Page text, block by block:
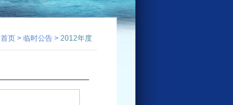
首页 > 临时公告 > 2012年度